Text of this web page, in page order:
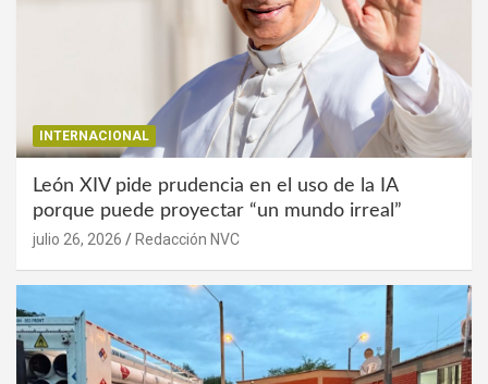
INTERNACIONAL
León XIV pide prudencia en el uso de la IA
porque puede proyectar “un mundo irreal”
julio 26, 2026 Redacción NVC